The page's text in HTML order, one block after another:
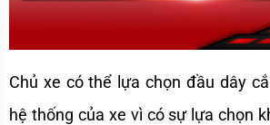
Chủ xe có thể lựa chọn đầu dây
hệ thống của xe vì có sự lựa chọn